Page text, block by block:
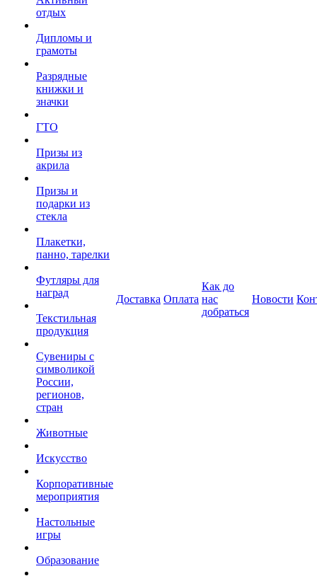
отдых
Дипломы и
грамоты
Разрядные
книжки и
значки
ГТО
Призы из
акрила
Призы и
подарки из
стекла
Плакетки,
панно, тарелки
Футляры для
наград
Текстильная
продукция
Сувениры с
символикой
России,
регионов,
стран
Животные
Искусство
Корпоративные
мероприятия
Настольные
игры
Образование
Доставка Оплата
Как до
нас
добраться
Новости